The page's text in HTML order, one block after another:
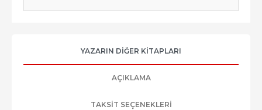
YAZARIN DIĞER KITAPLARI
AÇIKLAMA
TAKSIT SEÇENEKLERI